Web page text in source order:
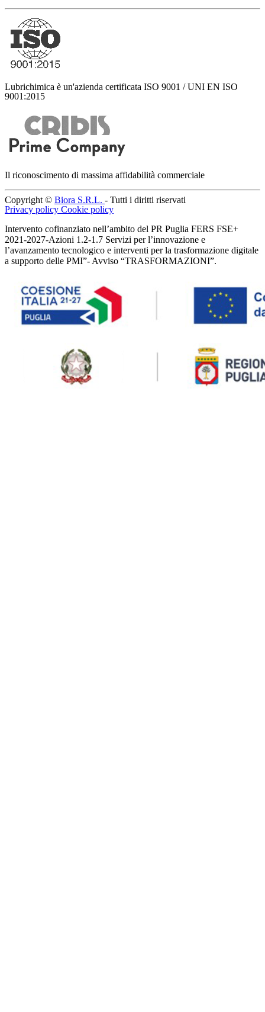
Lubrichimica è un'azienda certificata ISO 9001 / UNI EN ISO
9001:2015
Il riconoscimento di massima affidabilità commerciale
Copyright © Biora S.R.L. - Tutti i diritti riservati
Privacy policy Cookie policy
Intervento cofinanziato nell’ambito del PR Puglia FERS FSE+
2021-2027-Azioni 1.2-1.7 Servizi per l’innovazione e
l’avanzamento tecnologico e interventi per la trasformazione digitale
a supporto delle PMI”- Avviso “TRASFORMAZIONI”.